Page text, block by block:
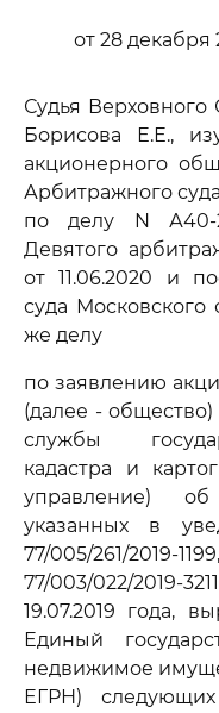
от 28 декабря
Судья
Борисова Е.Е.,
акционерного
Арбитражного
по делу N А40-
Девятого
от 11.06.2020 и
суда Московского
же делу
по заявлению
(далее -
службы
кадастра и
управление)
указанных в
77/005/261/2019-
77/003/022/2019-
19.07.2019 года,
Единый
недвижимое
ЕГРН) следующих